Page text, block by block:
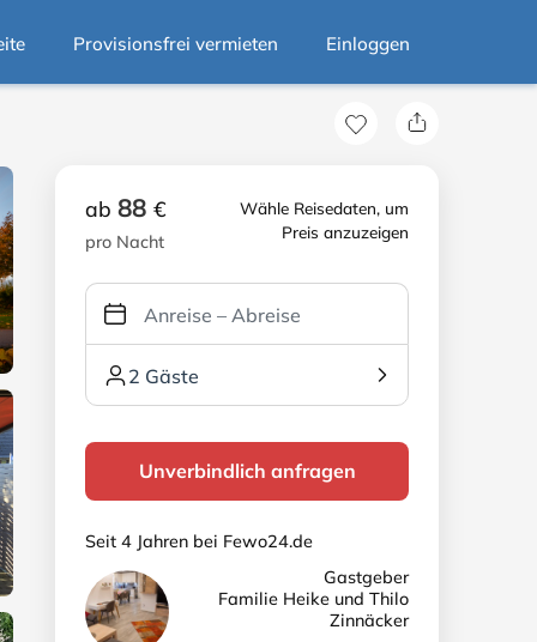
Provisionsfrei vermieten Einloggen
Wähle Reisedaten, um
Preis anzuzeigen
ab 88 €
pro Nacht
2 Gäste
Unverbindlich anfragen
Seit 4 Jahren bei Fewo24.de
Gastgeber
Familie Heike und Thilo
Zinnäcker